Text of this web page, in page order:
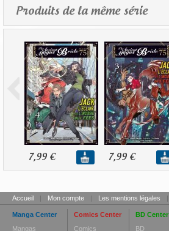
Produits de la même série
7,99 € 7,99 €
Accueil | Mon compte | Les mentions légales |
Manga Center
Mangas
Comics Center
Comics
BD Center
BD